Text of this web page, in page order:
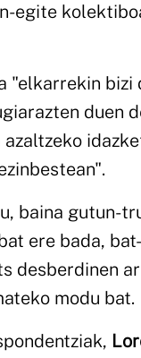
egite
"elkarrekin bizi
duen
baina gutun-
ere bada, bat-
desberdinen
modu bat.